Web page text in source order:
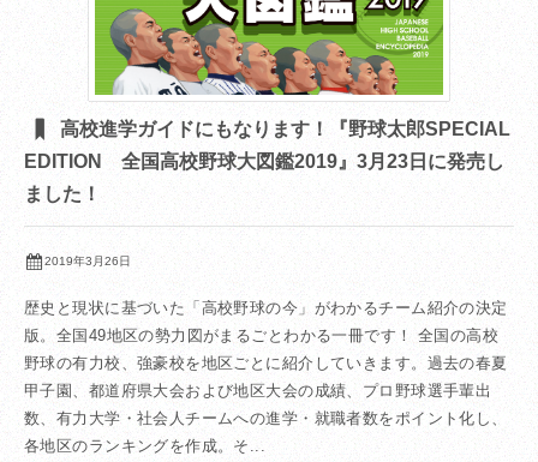
高校進学ガイドにもなります！『野球太郎SPECIAL
EDITION 全国高校野球大図鑑2019』3月23日に発売し
ました！
2019年3月26日
歴史と現状に基づいた「高校野球の今」がわかるチーム紹介の決定
版。全国49地区の勢力図がまるごとわかる一冊です！ 全国の高校
野球の有力校、強豪校を地区ごとに紹介していきます。過去の春夏
甲子園、都道府県大会および地区大会の成績、プロ野球選手輩出
数、有力大学・社会人チームへの進学・就職者数をポイント化し、
各地区のランキングを作成。そ...